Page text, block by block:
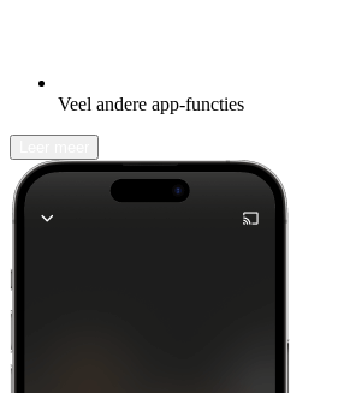
Veel andere app-functies